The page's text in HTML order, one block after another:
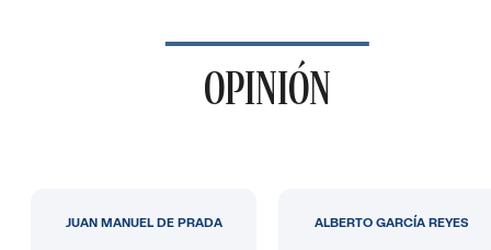
OPINIÓN
JUAN MANUEL DE PRADA ALBERTO GARCÍA REYES